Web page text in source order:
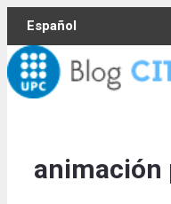
Skip
content
Español
animación